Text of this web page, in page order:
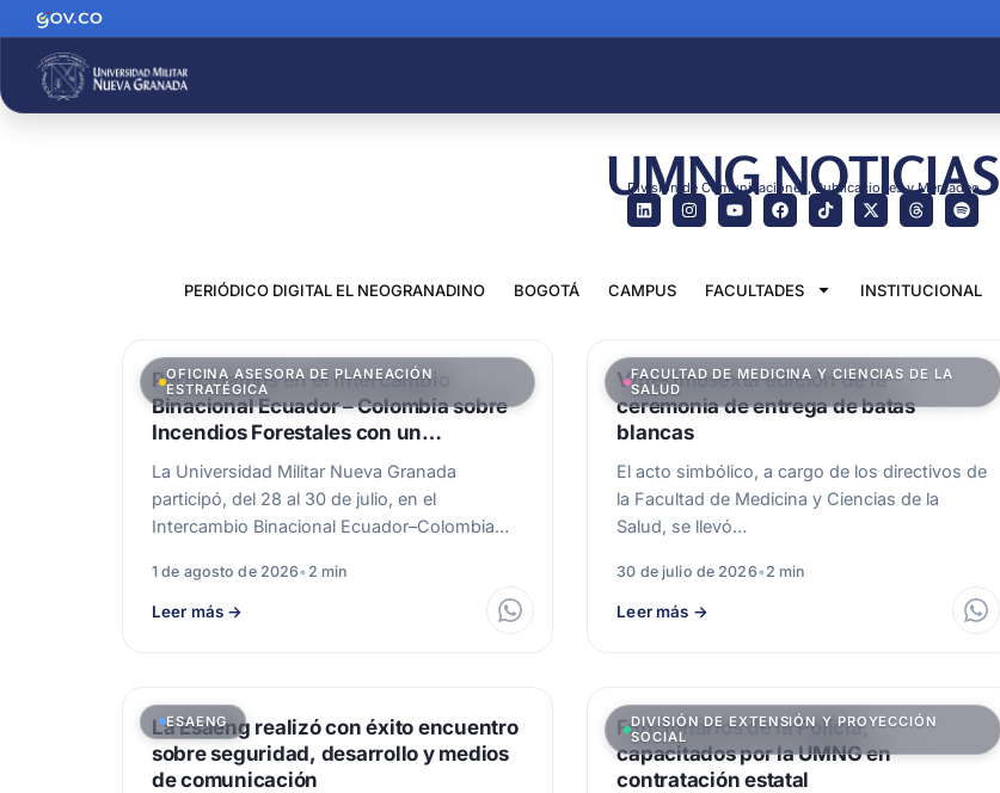
UMNG NOTICIAS
División de Comunicaciones, Publicaciones y Mercadeo
PERIÓDICO DIGITAL EL NEOGRANADINO BOGOTÁ CAMPUS FACULTADES INSTITUCIONAL
OFICINA ASESORA DE PLANEACIÓN
ESTRATÉGICA
Participamos en el Intercambio
Binacional Ecuador – Colombia sobre
Incendios Forestales con un
La Universidad Militar Nueva Granada
participó, del 28 al 30 de julio, en el
Intercambio Binacional Ecuador–Colombia
1 de agosto de 2026• 2 min
Leer más →
FACULTAD DE MEDICINA Y CIENCIAS DE LA
SALUD
Vigesimosexta edición de la
ceremonia de entrega de batas
blancas
El acto simbólico, a cargo de los directivos de
la Facultad de Medicina y Ciencias de la
Salud, se llevó…
30 de julio de 2026• 2 min
Leer más →
ESAENG
La Esaeng realizó con éxito encuentro
sobre seguridad, desarrollo y medios
de comunicación
DIVISIÓN DE EXTENSIÓN Y PROYECCIÓN
SOCIAL
Funcionarios de la Policía,
capacitados por la UMNG en
contratación estatal